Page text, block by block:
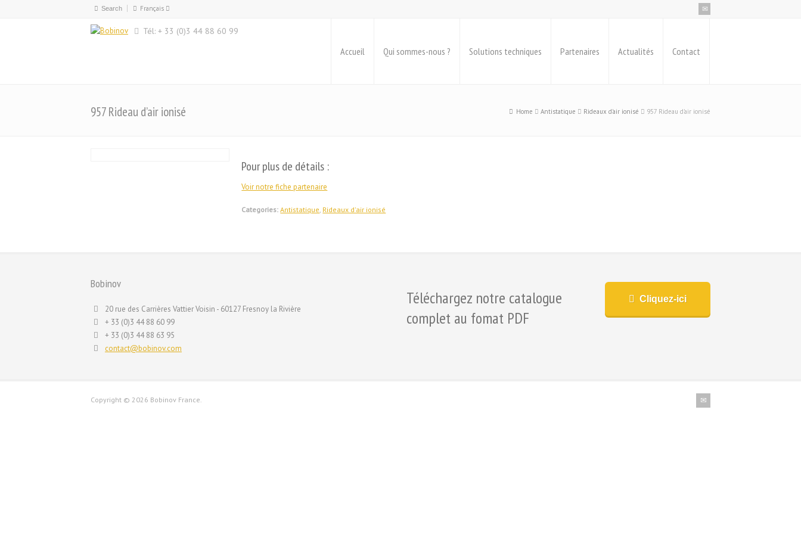
Français
Tél: + 33 (0)3 44 88 60 99
Accueil Qui sommes-nous ? Solutions techniques Partenaires Actualités Contact
957 Rideau d’air ionisé Home Antistatique Rideaux d'air ionisé 957 Rideau d'air ionisé
Pour plus de détails :
Voir notre fiche partenaire
Categories: Antistatique, Rideaux d'air ionisé
Bobinov
20 rue des Carrières Vattier Voisin - 60127 Fresnoy la Rivière
+ 33 (0)3 44 88 60 99
+ 33 (0)3 44 88 63 95
contact@bobinov.com
Cliquez-ici
Téléchargez notre catalogue
complet au fomat PDF
Copyright © 2026 Bobinov France.